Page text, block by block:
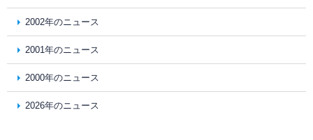
2002年のニュース
2001年のニュース
2000年のニュース
2026年のニュース